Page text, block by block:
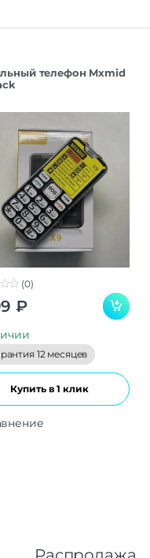
телефон Mxmid
(0)
₽
12 месяцев
Купить в 1 клик